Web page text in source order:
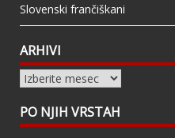
Slovenski frančiškani
ARHIVI
Arhivi
PO NJIH VRSTAH